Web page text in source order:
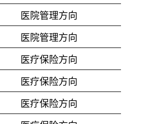
医院管理方向
医院管理方向
医疗保险方向
医疗保险方向
医疗保险方向